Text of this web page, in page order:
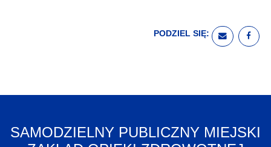
PODZIEL SIĘ:
WYŚLIJ
SAMODZIELNY PUBLICZNY MIEJSKI